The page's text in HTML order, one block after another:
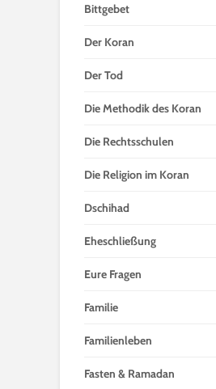
Bittgebet
Der Koran
Der Tod
Die Methodik des Koran
Die Rechtsschulen
Die Religion im Koran
Dschihad
Eheschließung
Eure Fragen
Familie
Familienleben
Fasten & Ramadan